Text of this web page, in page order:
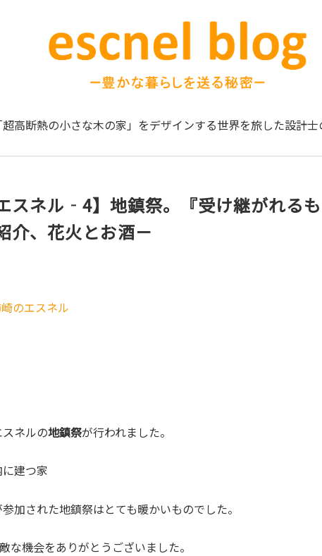
超高断熱の小さな木の家」をデザインする世界を旅した設計
スネル‐4】地鎮祭。『受け継がれる
介、花火とお酒－
のエスネル
ネルの地鎮祭が行われました。
建つ家
加された地鎮祭はとても暖かいものでした。
な機会をありがとうございました。